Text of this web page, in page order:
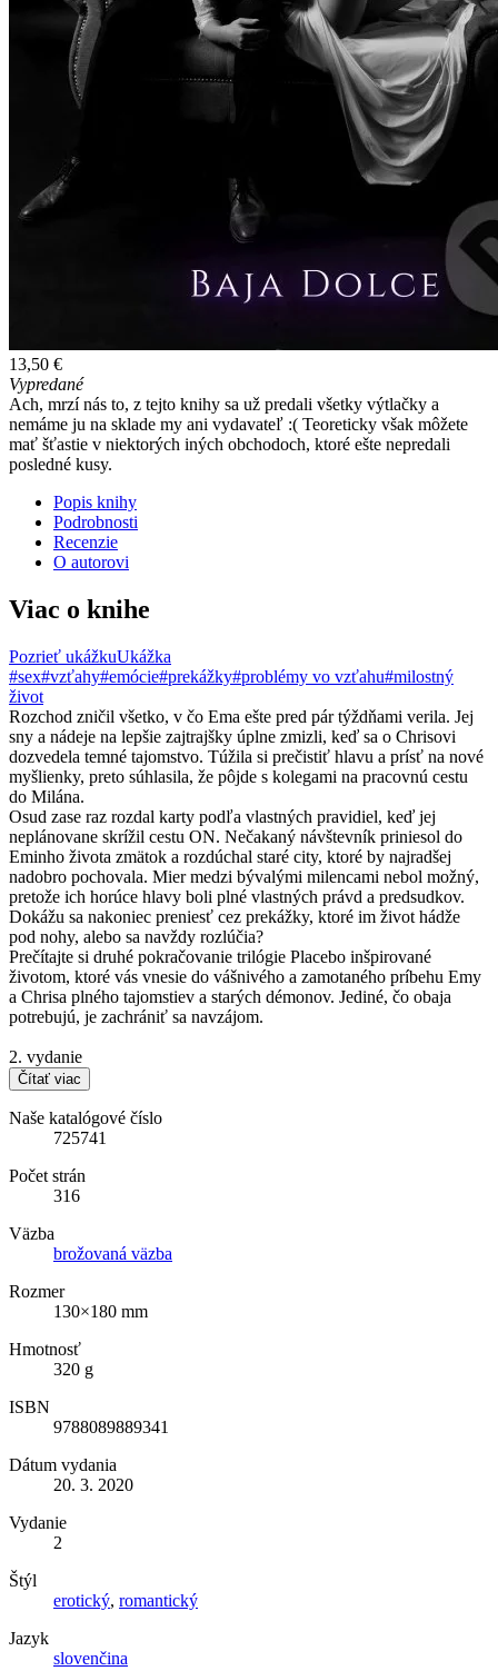
13,50 €
Vypredané
Ach, mrzí nás to, z tejto knihy sa už predali všetky výtlačky a
nemáme ju na sklade my ani vydavateľ :( Teoreticky však môžete
mať šťastie v niektorých iných obchodoch, ktoré ešte nepredali
posledné kusy.
Popis knihy
Podrobnosti
Recenzie
O autorovi
Viac o knihe
Pozrieť ukážkuUkážka
#sex#vzťahy#emócie#prekážky#problémy vo vzťahu#milostný
život
Rozchod zničil všetko, v čo Ema ešte pred pár týždňami verila. Jej
sny a nádeje na lepšie zajtrajšky úplne zmizli, keď sa o Chrisovi
dozvedela temné tajomstvo. Túžila si prečistiť hlavu a prísť na nové
myšlienky, preto súhlasila, že pôjde s kolegami na pracovnú cestu
do Milána.
Osud zase raz rozdal karty podľa vlastných pravidiel, keď jej
neplánovane skrížil cestu ON. Nečakaný návštevník priniesol do
Eminho života zmätok a rozdúchal staré city, ktoré by najradšej
nadobro pochovala. Mier medzi bývalými milencami nebol možný,
pretože ich horúce hlavy boli plné vlastných právd a predsudkov.
Dokážu sa nakoniec preniesť cez prekážky, ktoré im život hádže
pod nohy, alebo sa navždy rozlúčia?
Prečítajte si druhé pokračovanie trilógie Placebo inšpirované
životom, ktoré vás vnesie do vášnivého a zamotaného príbehu Emy
a Chrisa plného tajomstiev a starých démonov. Jediné, čo obaja
potrebujú, je zachrániť sa navzájom.
2. vydanie
Čítať viac
Naše katalógové číslo
725741
Počet strán
316
Väzba
brožovaná väzba
Rozmer
130×180 mm
Hmotnosť
320 g
ISBN
9788089889341
Dátum vydania
20. 3. 2020
Vydanie
2
Štýl
erotický, romantický
Jazyk
slovenčina